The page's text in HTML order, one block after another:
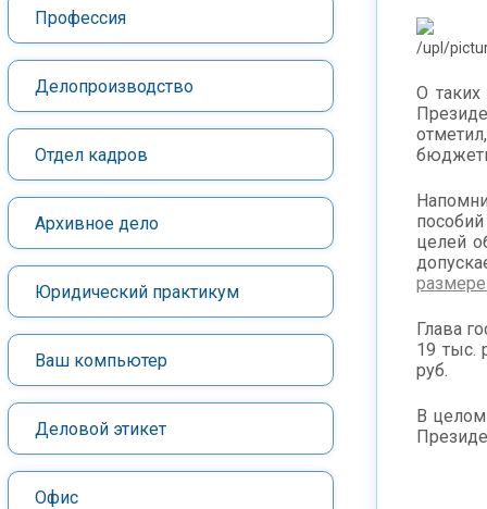
Профессия
Делопроизводство
Отдел кадров
Архивное дело
Юридический практикум
Ваш компьютер
Деловой этикет
Офис
О
целей
Глава
19 тыс.
руб.
В